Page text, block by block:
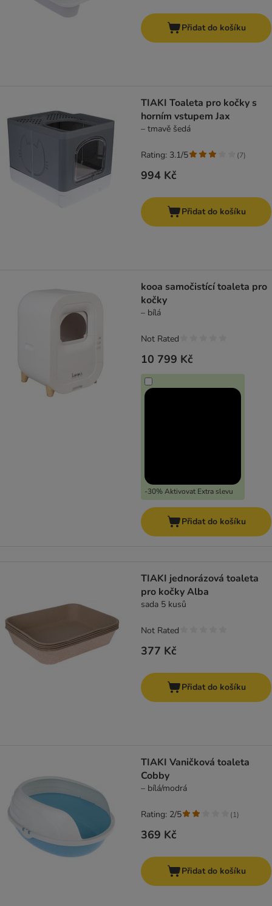
Přidat do košíku
TIAKI Toaleta pro kočky s
horním vstupem Jax
– tmavě šedá
994 Kč
Rating: 3.1/5 (7)
Přidat do košíku
kooa samočistící toaleta pro
kočky
– bílá
10 799 Kč
-30% Aktivovat Extra slevu
Not Rated
Přidat do košíku
TIAKI jednorázová toaleta
pro kočky Alba
sada 5 kusů
377 Kč
Not Rated
Přidat do košíku
TIAKI Vaničková toaleta
Cobby
– bílá/modrá
369 Kč
Rating: 2/5 (1)
Přidat do košíku